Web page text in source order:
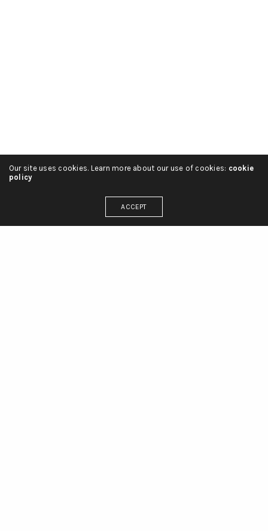
Our site uses cookies. Learn more about our use of cookies: cookie
policy
ACCEPT